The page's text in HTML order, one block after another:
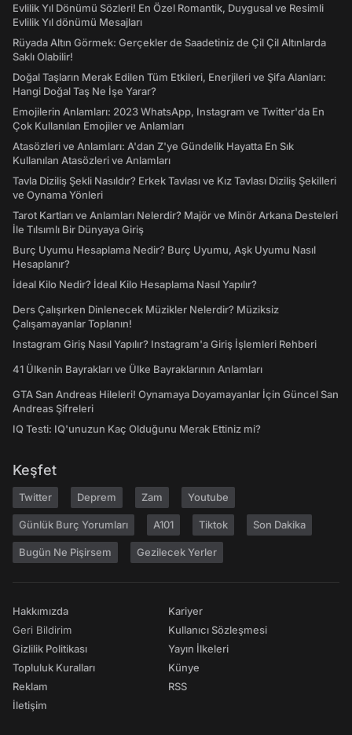
Evlilik Yıl Dönümü Sözleri! En Özel Romantik, Duygusal ve Resimli
Evlilik Yıl dönümü Mesajları
Rüyada Altın Görmek: Gerçekler de Saadetiniz de Çil Çil Altınlarda
Saklı Olabilir!
Doğal Taşların Merak Edilen Tüm Etkileri, Enerjileri ve Şifa Alanları:
Hangi Doğal Taş Ne İşe Yarar?
Emojilerin Anlamları: 2023 WhatsApp, Instagram ve Twitter'da En
Çok Kullanılan Emojiler ve Anlamları
Atasözleri ve Anlamları: A'dan Z'ye Gündelik Hayatta En Sık
Kullanılan Atasözleri ve Anlamları
Tavla Diziliş Şekli Nasıldır? Erkek Tavlası ve Kız Tavlası Diziliş Şekilleri
ve Oynama Yönleri
Tarot Kartları ve Anlamları Nelerdir? Majör ve Minör Arkana Desteleri
İle Tılsımlı Bir Dünyaya Giriş
Burç Uyumu Hesaplama Nedir? Burç Uyumu, Aşk Uyumu Nasıl
Hesaplanır?
İdeal Kilo Nedir? İdeal Kilo Hesaplama Nasıl Yapılır?
Ders Çalışırken Dinlenecek Müzikler Nelerdir? Müziksiz
Çalışamayanlar Toplanın!
Instagram Giriş Nasıl Yapılır? Instagram'a Giriş İşlemleri Rehberi
41 Ülkenin Bayrakları ve Ülke Bayraklarının Anlamları
GTA San Andreas Hileleri! Oynamaya Doyamayanlar İçin Güncel San
Andreas Şifreleri
IQ Testi: IQ'unuzun Kaç Olduğunu Merak Ettiniz mi?
Keşfet
Twitter Deprem Zam Youtube
Günlük Burç Yorumları A101 Tiktok Son Dakika
Bugün Ne Pişirsem Gezilecek Yerler
Hakkımızda
Geri Bildirim
Gizlilik Politikası
Topluluk Kuralları
Reklam
İletişim
Kariyer
Kullanıcı Sözleşmesi
Yayın İlkeleri
Künye
RSS